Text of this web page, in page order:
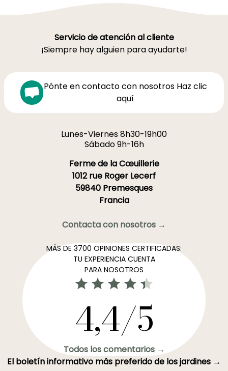
Servicio de atención al cliente
¡Siempre hay alguien para ayudarte!
Pónte en contacto con nosotros Haz clic
aquí
Lunes-Viernes 8h30-19h00
Sábado 9h-16h
Ferme de la Cœuillerie
1012 rue Roger Lecerf
59840 Premesques
Francia
Contacta con nosotros →
MÁS DE 3700 OPINIONES CERTIFICADAS:
TU EXPERIENCIA CUENTA
PARA NOSOTROS
4,4/5
Todos los comentarios →
El boletín informativo más preferido de los jardines →